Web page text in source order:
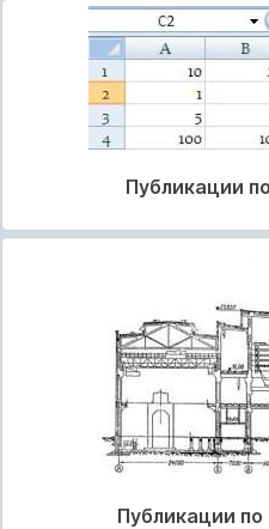
Публикации
Публикации